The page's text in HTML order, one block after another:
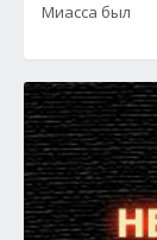
Миасса был